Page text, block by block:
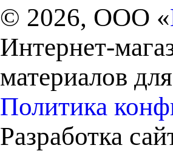
© 2026, ООО «
Интернет-
материалов
Политика
Разработка